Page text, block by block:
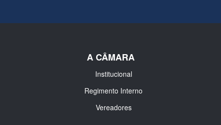
A CÂMARA
Institucional
Regimento Interno
Vereadores